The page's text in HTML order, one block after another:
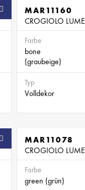
MAR11160
CROGIOLO LUME
Farbe
bone
(graubeige)
Typ
Volldekor
MAR11078
CROGIOLO LUME
Farbe
green (grün)